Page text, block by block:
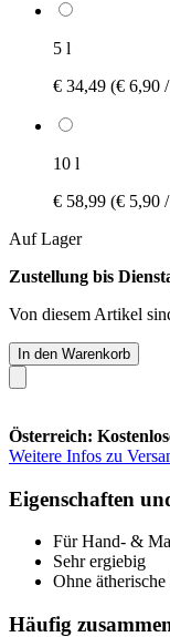
5 l
€ 34,49 (€ 6,90
10 l
€ 58,99 (€ 5,90
Auf Lager
Zustellung bis
Von diesem Artikel
In den Warenkorb
Österreich:
Weitere Infos zu
Eigenschaften
Für Hand- &
Sehr ergiebig
Ohne
Häufig